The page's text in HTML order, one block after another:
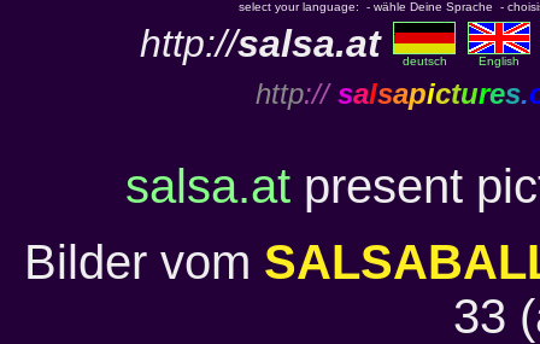
select your language: - wähle Deine Sprache -
http://salsa.at deutsch English
http:// salsapictures.
salsa.atpresent
Bilder vom
33